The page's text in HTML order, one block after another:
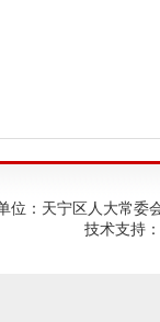
位：天宁区人大常委
技术支持